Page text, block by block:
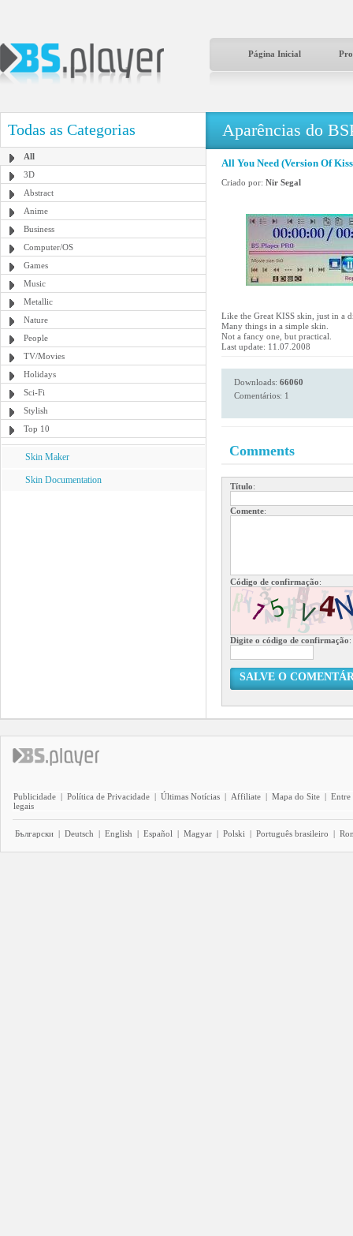
Página Inicial
Todas as Categorias
All
3D
Abstract
Anime
Business
Computer/OS
Games
Music
Metallic
Nature
People
TV/Movies
Holidays
Sci-Fi
Stylish
Top 10
Skin Maker
Skin Documentation
Aparências do
All You Need (Version Of
Criado por: Nir Segal
Like the Great KISS skin, just in a
Many things in a simple skin.
Not a fancy one, but practical.
Last update: 11.07.2008
Downloads: 66060
Comentários: 1
Comments
Título:
Comente:
Código de confirmação:
Digite o código de confirmação:
SALVE O
Publicidade | Política de Privacidade | Últimas Notícias | Affiliate | Mapa do Site | Entre
legais
Български | Deutsch | English | Español | Magyar | Polski | Português brasileiro |